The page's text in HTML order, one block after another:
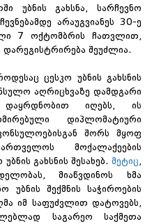
უბნის გახსნა, სარჩევნო
არაუგვიანეს 30-ე
7 ოქტომბრის ჩათვლით,
დარეგისტრირება შეუძლია.
ცესკო უბნის გახსნის
აღრიცხვაზე დამდგარი
დაყრდნობით იღებს, ის
დიპლომატიური
შორს მყოფ
მოქალაქეების
გახსნის შესახებ. მეტიც
მიაწვდინოს ხმა
უბნის შექმნის საჭიროების
იმ საფუძვლით დატოვებს,
საგარეო საქმეთა